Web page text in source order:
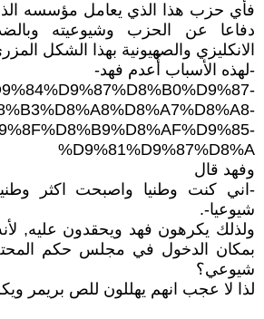
فأي حزب هذا الذي يعامل مؤسسه
دفاعا عن الحزب وشيوعيته
الانكليزي والصهيونية بهذا الشكل
-لهذه الأسباب أُعدم فهد-
%D9%81%D9%87%D8%A
وفهد قال
-اني كنت وطنيا واصبحت اكثر
شيوعيا-.
ولذلك يكرهون فهد ويحقدون عليه,
بمكان الدخول في مجلس حكم
شيوعي؟
لذا لا عجب انهم يهللون للص بريمر